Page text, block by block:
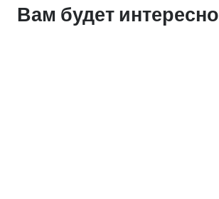
Вам будет интересно